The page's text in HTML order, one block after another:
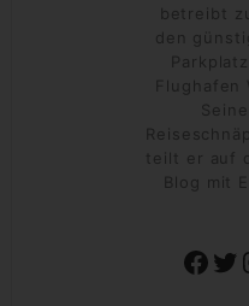
betreibt
den
Flughafen
Seine
teilt er auf
Blog mit